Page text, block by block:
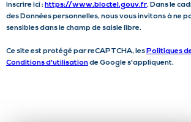
N
É
E
inscrire ici : https://www.bloctel.gouv.fr. Dans le
des Données personnelles, nous vous invitons à ne
sensibles dans le champ de saisie libre.
Ce site est protégé par reCAPTCHA, les Politiques
Conditions d'utilisationde Google s'appliquent.